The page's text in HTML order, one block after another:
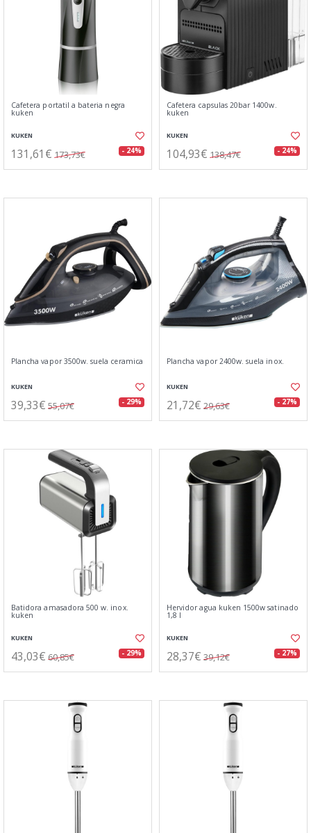
Cafetera portatil a bateria negra
kuken
KUKEN
131,61€ 173,73€ - 24%
Cafetera capsulas 20bar 1400w.
kuken
KUKEN
104,93€ 138,47€ - 24%
Plancha vapor 3500w. suela ceramica
KUKEN
39,33€ 55,07€ - 29%
Plancha vapor 2400w. suela inox.
KUKEN
21,72€ 29,63€ - 27%
Batidora amasadora 500 w. inox.
kuken
KUKEN
43,03€ 60,85€ - 29%
Hervidor agua kuken 1500w satinado
1,8 l
KUKEN
28,37€ 39,12€ - 27%